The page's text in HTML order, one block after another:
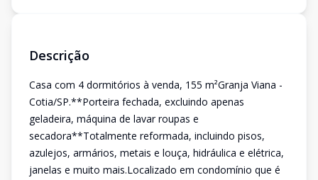
Descrição
Casa com 4 dormitórios à venda, 155 m²Granja Viana -
Cotia/SP.**Porteira fechada, excluindo apenas
geladeira, máquina de lavar roupas e
secadora**Totalmente reformada, incluindo pisos,
azulejos, armários, metais e louça, hidráulica e elétrica,
janelas e muito mais.Localizado em condomínio que é